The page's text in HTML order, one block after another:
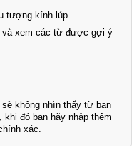
tượng kính lúp.
và xem các từ được gợi ý
sẽ không nhìn thấy từ bạn
đó bạn hãy nhập thêm
xác.